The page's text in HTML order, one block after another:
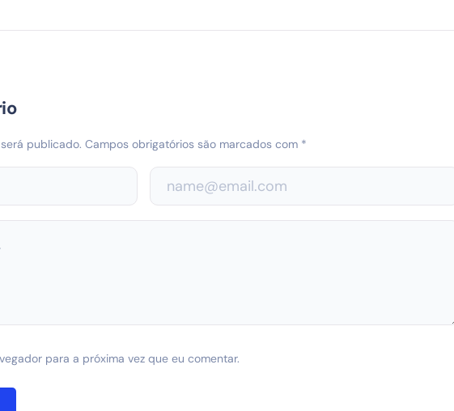
publicado. Campos obrigatórios são marcados com *
para a próxima vez que eu comentar.